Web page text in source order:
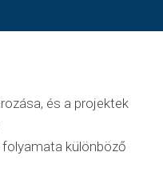
és a projektek
különböző